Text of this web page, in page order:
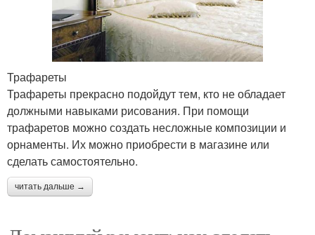
Трафареты
Трафареты прекрасно подойдут тем, кто не обладает
должными навыками рисования. При помощи
трафаретов можно создать несложные композиции и
орнаменты. Их можно приобрести в магазине или
сделать самостоятельно.
читать дальше →